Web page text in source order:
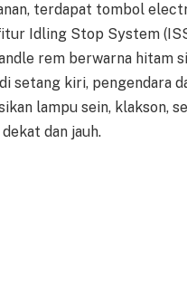
terdapat tombol
Idling Stop System
rem berwarna hitam
setang kiri, pengendara
lampu sein, klakson,
dan jauh.